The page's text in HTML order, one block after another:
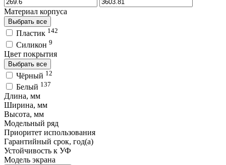
Материал корпуса
Выбрать все
Пластик 142
Силикон 9
Цвет покрытия
Выбрать все
Чёрный 12
Белый 137
Длина, мм
Ширина, мм
Высота, мм
Модельный ряд
Приоритет использования
Гарантийный срок, год(а)
Устойчивость к УФ
Модель экрана